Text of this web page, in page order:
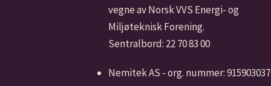
vegne av Norsk VVS Energi- og
Miljøteknisk Forening.
Sentralbord: 22 70 83 00
Nemitek AS - org. nummer: 915903037